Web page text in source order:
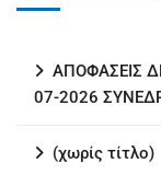
ΑΠΟΦΑΣΕΙΣ
07-2026
(χωρίς τίτλο)